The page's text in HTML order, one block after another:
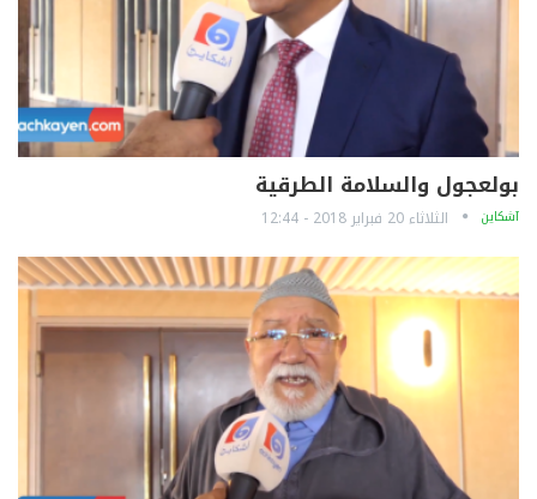
بولعجول والسلامة الطرقية
آشكاين الثلاثاء 20 فبراير 2018 - 12:44